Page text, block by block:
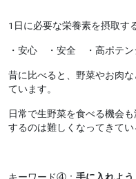
1日に必要な栄養素を摂取す
・安心 ・安全 ・高ポテン
昔に比べると、野菜やお肉
ています。
日常で生野菜を食べる機会
するのは難しくなってきてい